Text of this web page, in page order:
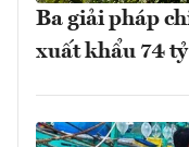
Ba giải pháp
xuất khẩu 74